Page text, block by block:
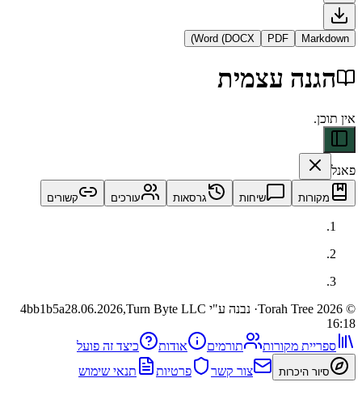
PDF
Word (DOCX)
עצמית
שיחות גרסאות עורכים קשורים
· נבנה ע"י Turn Byte LLC 4bb1b5a28.06.2026,
מקורות תורמים אודות כיצד זה פועל
היכרות צור קשר פרטיות תנאי שימוש